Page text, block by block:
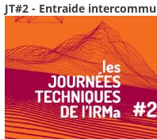
JT#2 - Entraide